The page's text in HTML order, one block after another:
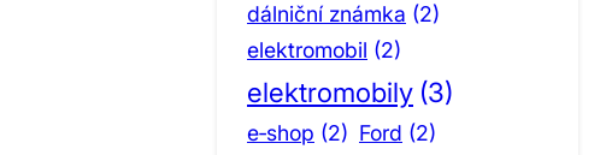
dálniční známka (2)
elektromobil (2)
elektromobily (3)
e‑shop (2) Ford (2)